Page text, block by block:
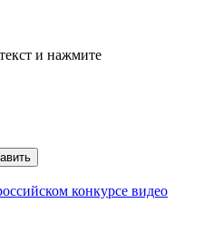
и нажмите
конкурсе видео